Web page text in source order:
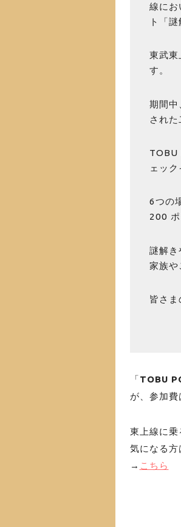
線にお
ト「
東武東
す。
期間中
された
TOBU
ェック
6つの
200 ポ
謎解き
家族や
皆さま
「TOBU
が、参加費
東上線に乗
気になる方
→ こちら